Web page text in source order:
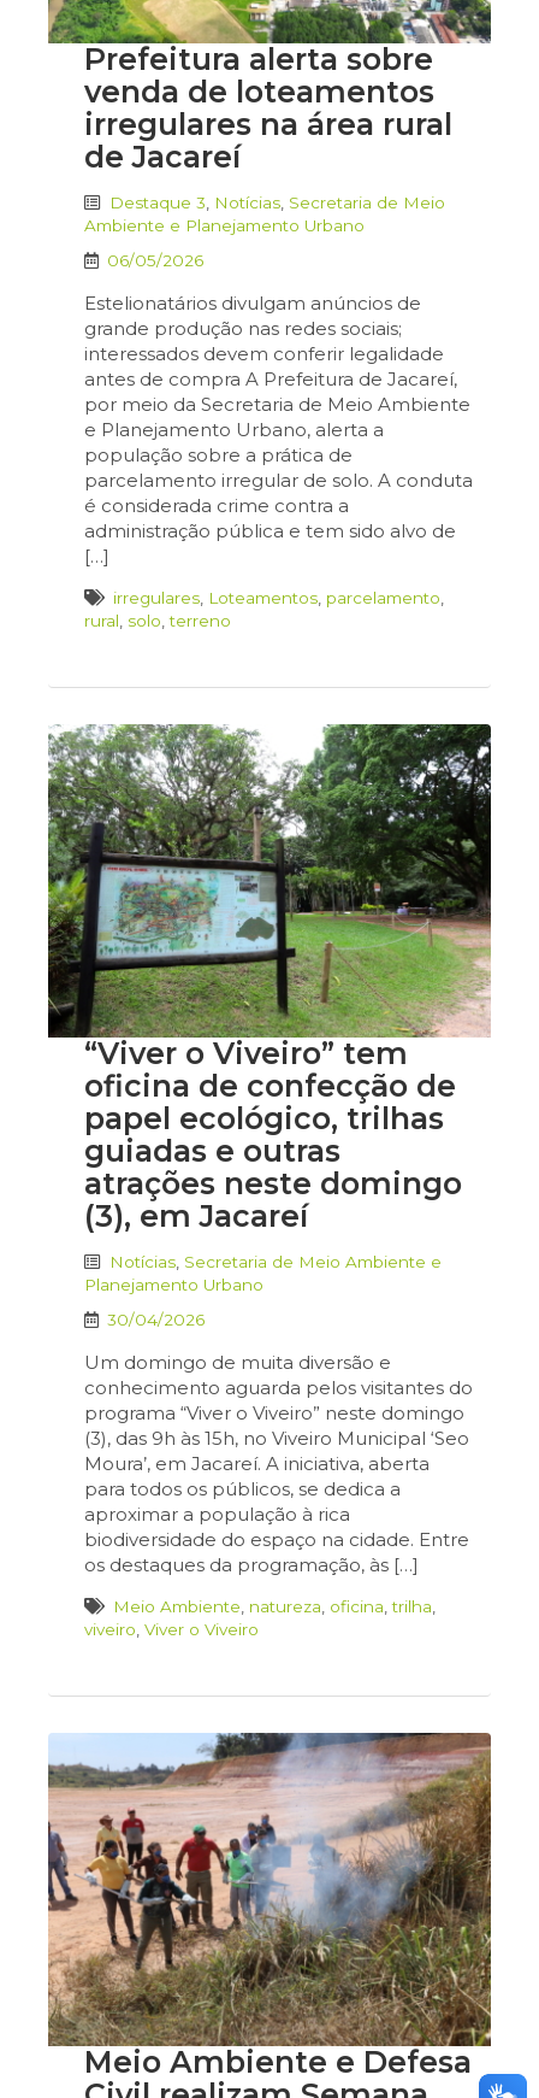
Prefeitura alerta sobre
venda de loteamentos
irregulares na área rural
de Jacareí
Destaque 3 Notícias Secretaria de Meio
Ambiente e Planejamento Urbano
06/05/2026
Estelionatários divulgam anúncios de
grande produção nas redes sociais;
interessados devem conferir legalidade
antes de compra A Prefeitura de Jacareí,
por meio da Secretaria de Meio Ambiente
e Planejamento Urbano, alerta a
população sobre a prática de
parcelamento irregular de solo. A conduta
é considerada crime contra a
administração pública e tem sido alvo de
[…]
irregulares Loteamentos parcelamento
rural solo ,terreno
“Viver o Viveiro” tem
oficina de confecção de
papel ecológico, trilhas
guiadas e outras
atrações neste domingo
(3), em Jacareí
Notícias Secretaria de Meio Ambiente e
Planejamento Urbano
30/04/2026
Um domingo de muita diversão e
conhecimento aguarda pelos visitantes do
programa “Viver o Viveiro” neste domingo
(3), das 9h às 15h, no Viveiro Municipal ‘Seo
Moura’, em Jacareí. A iniciativa, aberta
para todos os públicos, se dedica a
aproximar a população à rica
biodiversidade do espaço na cidade. Entre
os destaques da programação, às […]
Meio Ambiente natureza oficina ,trilha
viveiro Viver o Viveiro
Meio Ambiente e Defesa